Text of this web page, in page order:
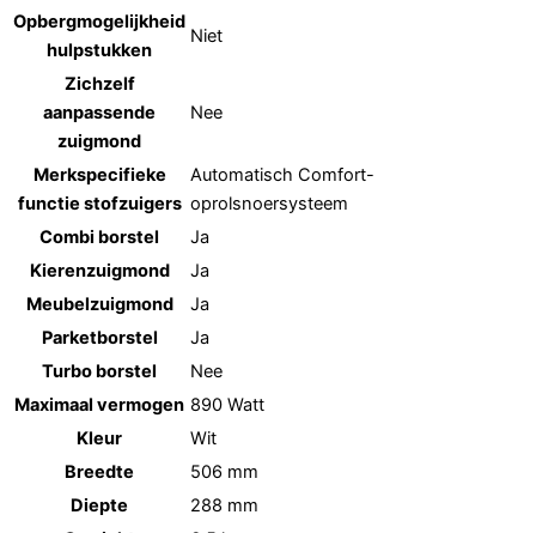
Opbergmogelijkheid
hulpstukken
Niet
Zichzelf
aanpassende
zuigmond
Nee
Merkspecifieke
functie stofzuigers
Automatisch Comfort-
oprolsnoersysteem
Combi borstel
Ja
Kierenzuigmond
Ja
Meubelzuigmond
Ja
Parketborstel
Ja
Turbo borstel
Nee
Maximaal vermogen 890 Watt
Kleur
Wit
Breedte
506 mm
Diepte
288 mm